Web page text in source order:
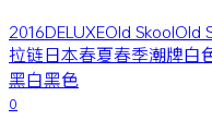
2016DELUXEOld SkoolOld
拉链日本春夏春季潮牌白
黑白黑色
0